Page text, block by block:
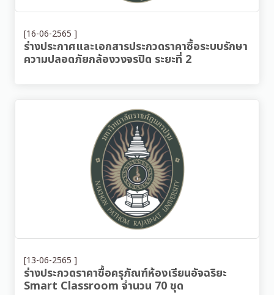
[16-06-2565 ]
ร่างประกาศและเอกสารประกวดราคาซื้อระบบรักษา
ความปลอดภัยกล้องวงจรปิด ระยะที่ 2
[13-06-2565 ]
ร่างประกวดราคาซื้อครุภัณฑ์ห้องเรียนอัจฉริยะ
Smart Classroom จำนวน 70 ชุด